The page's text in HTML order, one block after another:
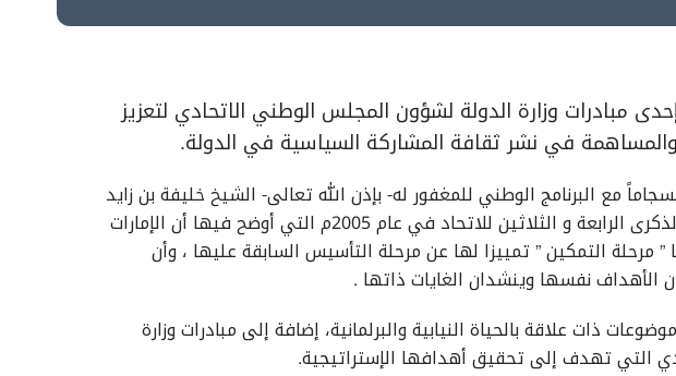
مبادرات وزارة الدولة لشؤون المجلس الوطني الاتحادي لتعزيز
والمساهمة في نشر ثقافة المشاركة السياسية في الدولة.
مع البرنامج الوطني للمغفور له- بإذن الله تعالى- الشيخ خليفة بن زايد
آل نهيان "رحمه الله" الذي أعلنه في الذكرى الرابعة و الثلاثين للاتحاد في عام 2005م التي أوضح فيها أن الإمارات
التمكين ” تمييزا لها عن مرحلة التأسيس السابقة عليها ، وأن
الأهداف نفسها وينشدان الغايات ذاتها .
ذات علاقة بالحياة النيابية والبرلمانية، إضافة إلى مبادرات وزارة
التي تهدف إلى تحقيق أهدافها الإستراتيجية.